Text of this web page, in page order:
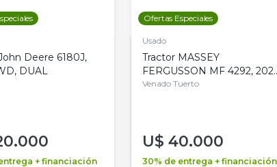
Deere 6180J,
DUAL
+ financiación
Ofertas Especiales
Usado
Tractor MASSEY
FERGUSSON MF 4292,
4WD, PATON
Venado Tuerto
U$ 40.000
30% de entrega + financiación